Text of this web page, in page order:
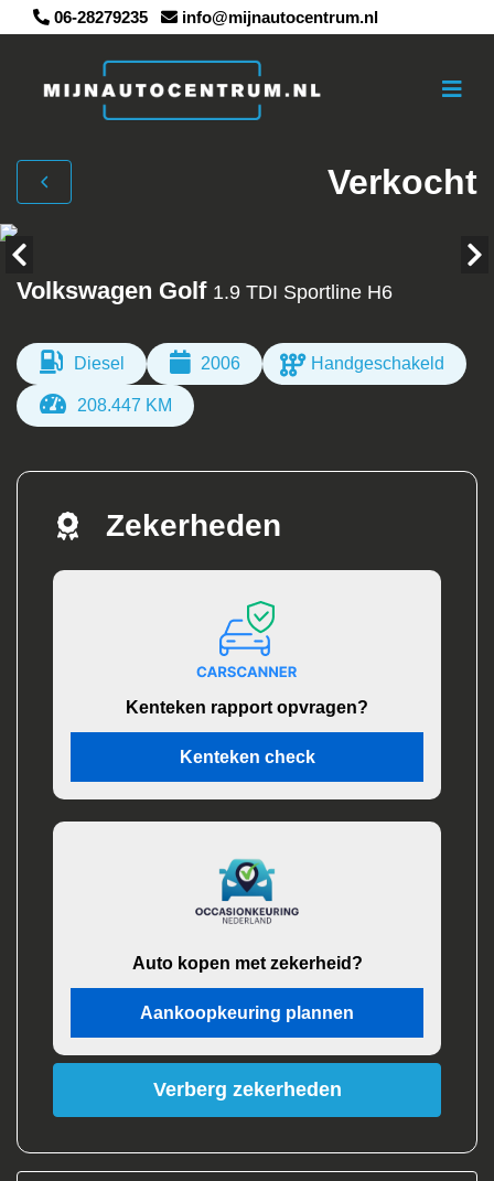
06-28279235 info@mijnautocentrum.nl
Verkocht
Volkswagen Golf 1.9 TDI Sportline H6
Diesel 2006 Handgeschakeld
208.447 KM
Zekerheden
Kenteken rapport opvragen?
Kenteken check
Auto kopen met zekerheid?
Aankoopkeuring plannen
Verberg zekerheden